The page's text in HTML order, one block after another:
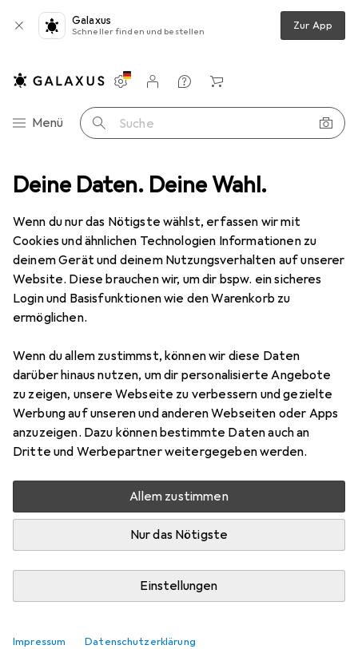
Deine Daten. Deine Wahl.
Wenn du nur das Nötigste wählst, erfassen wir mit
Cookies und ähnlichen Technologien Informationen zu
deinem Gerät und deinem Nutzungsverhalten auf unserer
Website. Diese brauchen wir, um dir bspw. ein sicheres
Login und Basisfunktionen wie den Warenkorb zu
ermöglichen.
Wenn du allem zustimmst, können wir diese Daten
darüber hinaus nutzen, um dir personalisierte Angebote
zu zeigen, unsere Webseite zu verbessern und gezielte
Werbung auf unseren und anderen Webseiten oder Apps
anzuzeigen. Dazu können bestimmte Daten auch an
Dritte und Werbepartner weitergegeben werden.
Allem zustimmen
Nur das Nötigste
Einstellungen
Impressum Datenschutzerklärung
Galaxus
Schneller finden und bestellen Zur App
Navigation nach Kategorien
Menü Suche
Einstellungen
Kundenkonto
Vergleichslisten
Merklisten
Warenkorb
+ Filter Objektivfilter Nisi Set Professional Kit II 150 mm
20 Bilder
NisiSet Professional Kit II 150 mm
Effekt Filter, ND- / Graufilter, ND- / Grauverlauffilter
1
Bewertungen Marke
Mehr von Nisi
Aktuell nicht lieferbar
Benachrichtigen, wenn lieferbar
Vergleichen Merken